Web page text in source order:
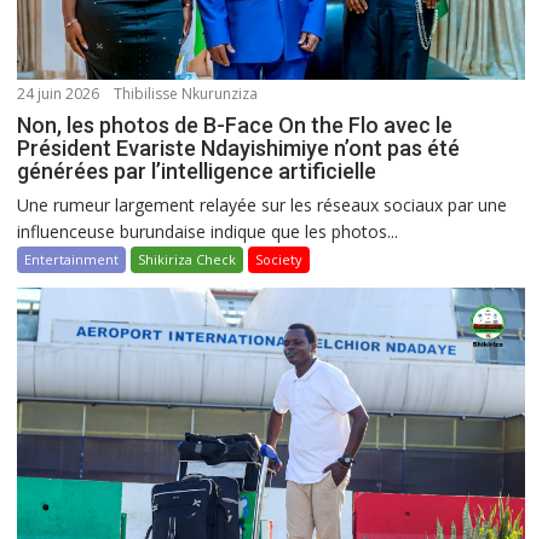
24 juin 2026 Thibilisse Nkurunziza
Non, les photos de B-Face On the Flo avec le
Président Evariste Ndayishimiye n’ont pas été
générées par l’intelligence artificielle
Une rumeur largement relayée sur les réseaux sociaux par une
influenceuse burundaise indique que les photos...
Entertainment Shikiriza Check Society